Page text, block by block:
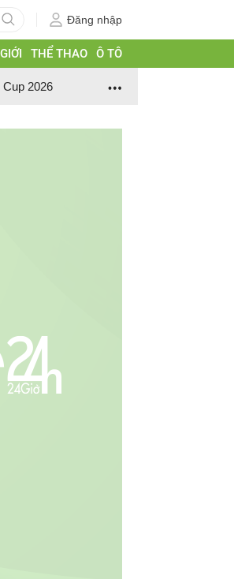
Đăng nhập
THỂ THAO Ô TÔ
Cup 2026